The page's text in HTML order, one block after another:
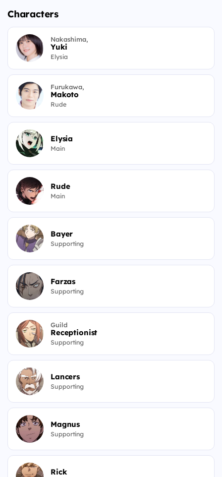
Characters
Nakashima,
Yuki
Elysia
Furukawa,
Makoto
Rude
Elysia
Main
Rude
Main
Bayer
Supporting
Farzas
Supporting
Guild
Receptionist
Supporting
Lancers
Supporting
Magnus
Supporting
Rick